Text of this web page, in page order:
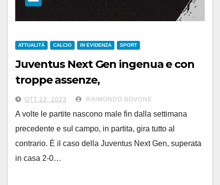
ATTUALITÀ CALCIO IN EVIDENZA SPORT
Juventus Next Gen ingenua e con
troppe assenze,
il solido Perugia vince senza
soffrire: 2-0
OTT 22, 2023 RAIMONDO BOVONE
A volte le partite nascono male fin dalla settimana
precedente e sul campo, in partita, gira tutto al
contrario. È il caso della Juventus Next Gen, superata
in casa 2-0…